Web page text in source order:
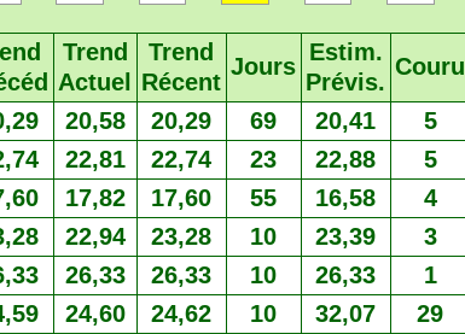
Trend
Actuel
Trend
Récent
Jours
Estim.
Prévis.
Couru
20,58 20,29 69 20,41 5
22,81 22,74 23 22,88 5
17,82 17,60 55 16,58 4
22,94 23,28 10 23,39 3
26,33 26,33 10 26,33 1
24,60 24,62 10 32,07 29